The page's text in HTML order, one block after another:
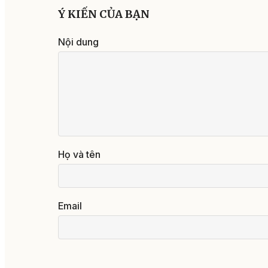
Ý KIẾN CỦA BẠN
Nội dung
Họ và tên
Email